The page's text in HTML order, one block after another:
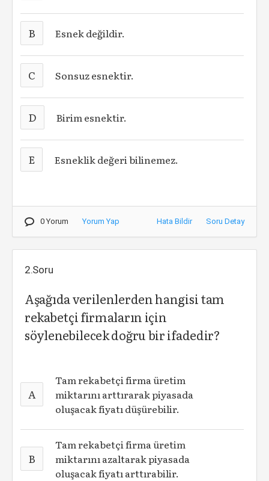
B Esnek değildir.
C Sonsuz esnektir.
D Birim esnektir.
E Esneklik değeri bilinemez.
0 Yorum Yorum Yap Hata Bildir Soru Detay
2.Soru
Aşağıda verilenlerden hangisi tam
rekabetçi firmaların için
söylenebilecek doğru bir ifadedir?
A
Tam rekabetçi firma üretim
miktarını arttırarak piyasada
oluşacak fiyatı düşürebilir.
B
Tam rekabetçi firma üretim
miktarını azaltarak piyasada
oluşacak fiyatı arttırabilir.